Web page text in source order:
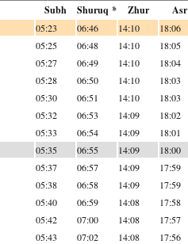
Subh Shuruq * Zhur Asr
05:23 06:46 14:10 18:06
05:25 06:48 14:10 18:05
05:27 06:49 14:10 18:04
05:28 06:50 14:10 18:03
05:30 06:51 14:10 18:03
05:32 06:53 14:09 18:02
05:33 06:54 14:09 18:01
05:35 06:55 14:09 18:00
05:37 06:57 14:09 17:59
05:38 06:58 14:09 17:59
05:40 06:59 14:08 17:58
05:42 07:00 14:08 17:57
05:43 07:02 14:08 17:56